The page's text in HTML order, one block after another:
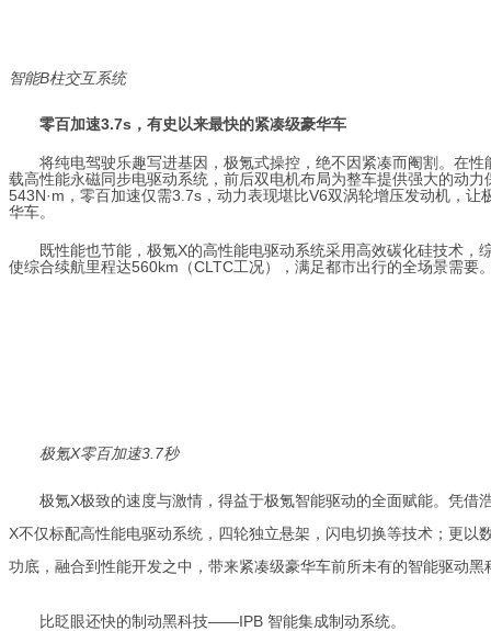
智能B柱交互系统
零百加速3.7s，有史以来最快的紧凑级豪华车
将纯电驾驶乐趣写进基因，极氪式操控，绝不因紧凑而阉割。在
载高性能永磁同步电驱动系统，前后双电机布局为整车提供强大的动
543N·m，零百加速仅需3.7s，动力表现堪比V6双涡轮增压发动机， 让
华车。
既性能也节能，极氪X的高性能电驱动系统采用高效碳化硅技术，
使综合续航里程达560km（CLTC工况），满足都市出行的全场景需要
极氪X零百加速3.7秒
极氪X极致的速度与激情，得益于极氪智能驱动的全面赋能。凭借
X不仅标配高性能电驱动系统，四轮独立悬架，闪电切换等技术；更以
功底，融合到性能开发之中，带来紧凑级豪华车前所未有的智能驱动黑
比眨眼还快的制动黑科技——IPB 智能集成制动系统。